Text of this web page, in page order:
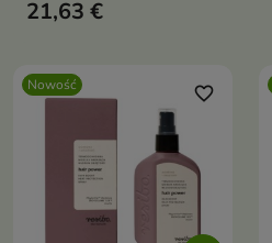
nawilża, subtelnie napina i
niskocząsteczkowym kwasem
hialuronowym, tripeptydem,
betainą, prebiotykami oraz
kompleksem oligosacharydów i
protein z akacji wspiera
sprężystość, ukojenie i świeży
wygląd skóry bez obciążenia
21,63 €
Nowość favorite_border